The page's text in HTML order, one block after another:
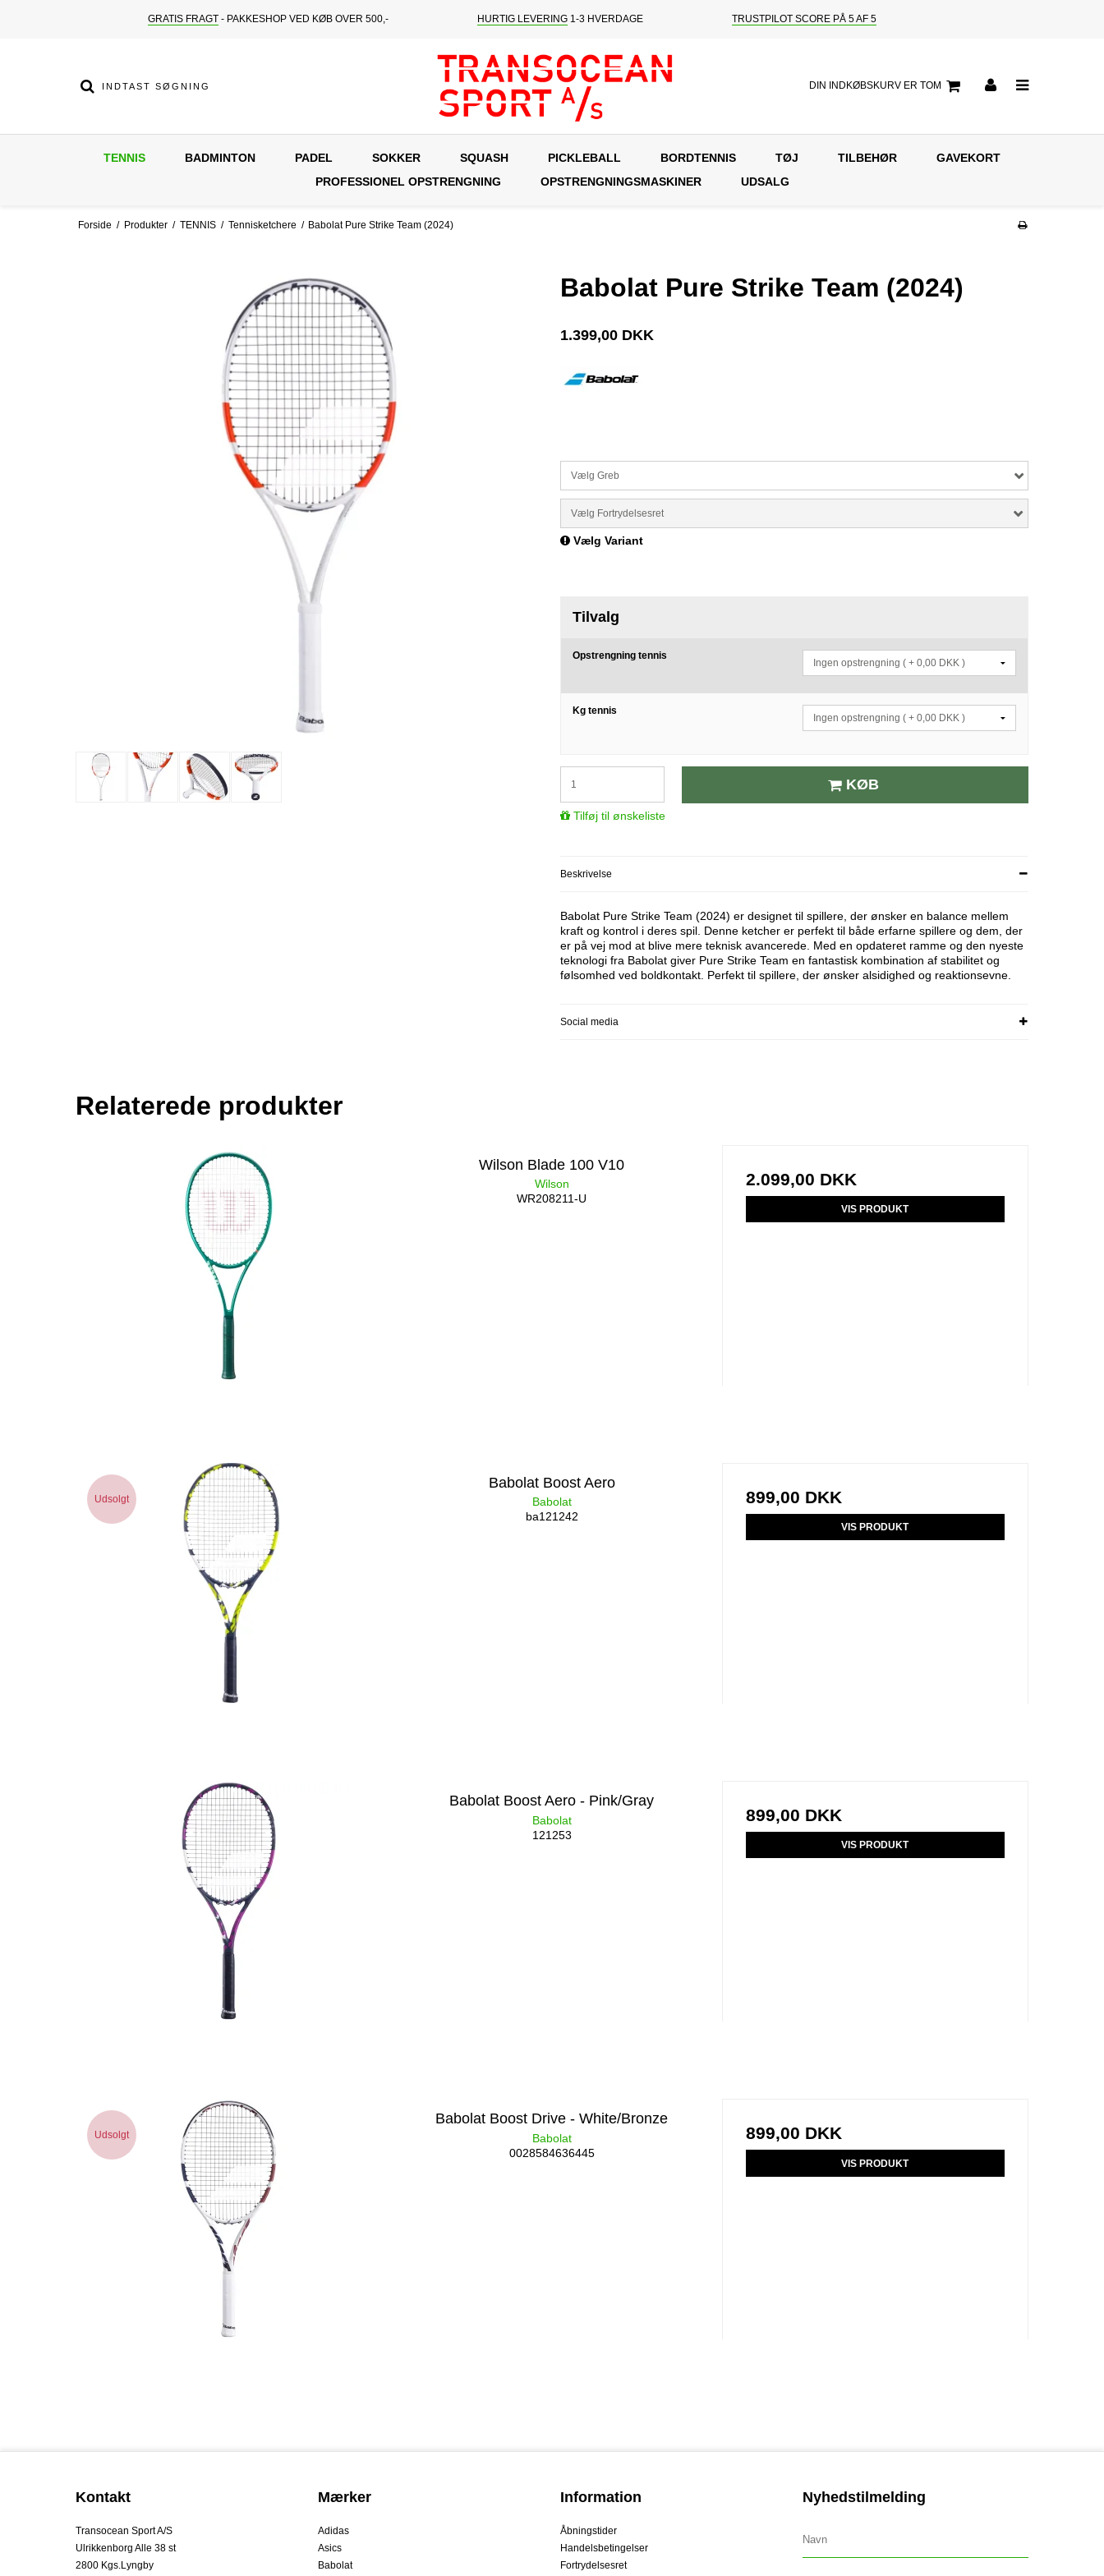
GRATIS FRAGT- PAKKESHOP VED KØB OVER 500,- HURTIG LEVERING1-3 HVERDAGE TRUSTPILOT SCORE PÅ 5 AF 5
DIN INDKØBSKURV ER TOM
TENNIS BADMINTON PADEL SOKKER SQUASH PICKLEBALL BORDTENNIS TØJ TILBEHØR
GAVEKORT
PROFESSIONEL OPSTRENGNING
OPSTRENGNINGSMASKINER UDSALG
Forside / Produkter / TENNIS / Tennisketchere / Babolat Pure Strike Team (2024)
Babolat Pure Strike Team (2024)
1.399,00 DKK
Vælg Greb
Vælg Fortrydelsesret
Vælg Variant
Tilvalg
Opstrengning tennis
Kg tennis
KØB
Tilføj til ønskeliste
Beskrivelse
Babolat Pure Strike Team (2024) er designet til spillere, der ønsker en balance mellem
kraft og kontrol i deres spil. Denne ketcher er perfekt til både erfarne spillere og dem, der
er på vej mod at blive mere teknisk avancerede. Med en opdateret ramme og den nyeste
teknologi fra Babolat giver Pure Strike Team en fantastisk kombination af stabilitet og
følsomhed ved boldkontakt. Perfekt til spillere, der ønsker alsidighed og reaktionsevne.
Social media
Relaterede produkter
Wilson Blade 100 V10
Wilson
WR208211-U
2.099,00 DKK
VIS PRODUKT
Udsolgt
Babolat Boost Aero
Babolat
ba121242
899,00 DKK
VIS PRODUKT
Babolat Boost Aero - Pink/Gray
Babolat
121253
899,00 DKK
VIS PRODUKT
Udsolgt
Babolat Boost Drive - White/Bronze
Babolat
0028584636445
899,00 DKK
VIS PRODUKT
Kontakt
Transocean Sport A/S
Ulrikkenborg Alle 38 st
2800 Kgs.Lyngby
Mærker
Adidas
Asics
Babolat
Information
Åbningstider
Handelsbetingelser
Fortrydelsesret
Nyhedstilmelding